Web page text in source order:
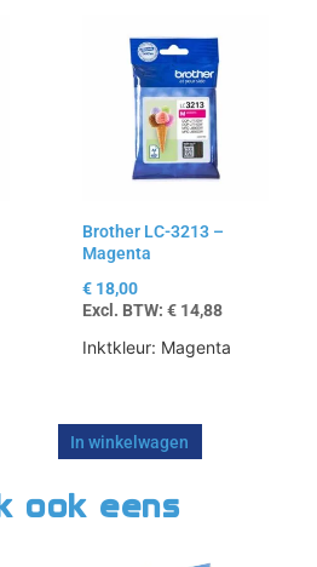
Brother LC-3213 –
Magenta
€ 18,00
Excl. BTW: € 14,88
Inktkleur: Magenta
In winkelwagen
ook eens